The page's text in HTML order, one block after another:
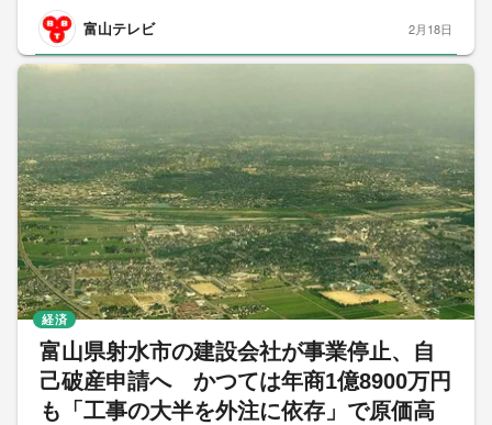
富山テレビ 2月18日
富山県射水市の建設会社が事業停止、自
己破産申請へ かつては年商1億8900万円
も「工事の大半を外注に依存」で原価高
経済